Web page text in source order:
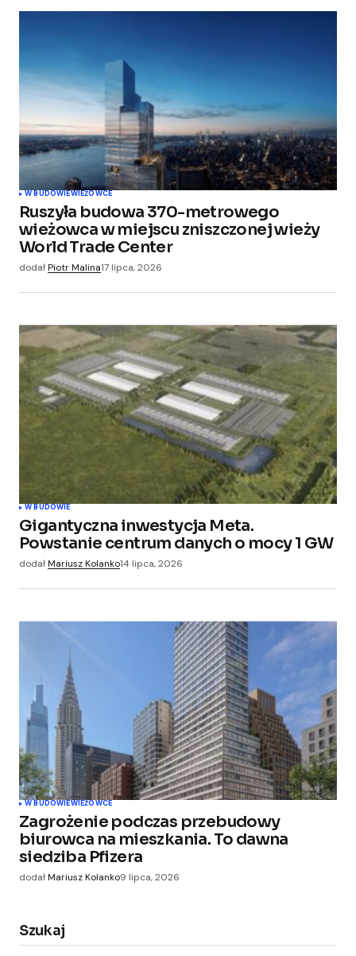
W BUDOWIEWIEŻOWCE
Ruszyła budowa 370-metrowego
wieżowca w miejscu zniszczonej wieży
World Trade Center
dodałPiotr Malina17 lipca, 2026
W BUDOWIE
Gigantyczna inwestycja Meta.
Powstanie centrum danych o mocy 1 GW
dodałMariusz Kolanko14 lipca, 2026
W BUDOWIEWIEŻOWCE
Zagrożenie podczas przebudowy
biurowca na mieszkania. To dawna
siedziba Pfizera
dodałMariusz Kolanko9 lipca, 2026
Szukaj